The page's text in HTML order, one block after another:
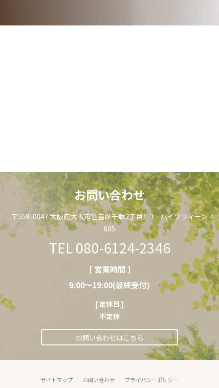
お問い合わせ
〒558-0047 大阪府大阪市住吉区千躰2丁目1-9 ハイツウィーン
605
TEL080-6124-2346
[ 営業時間 ]
9:00～19:00(最終受付)
[ 定休日 ]
不定休
お問い合わせはこちら
サイトマップ お問い合わせ プライバシーポリシー